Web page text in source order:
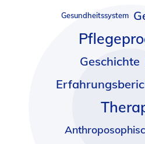
Gesundheitssystem
Geschichte